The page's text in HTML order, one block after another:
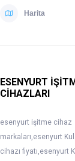
Harita
ESENYURT
CİHAZLARI
esenyurt işitme cihaz
markaları,esenyurt
cihazı fiyatı,esenyurt